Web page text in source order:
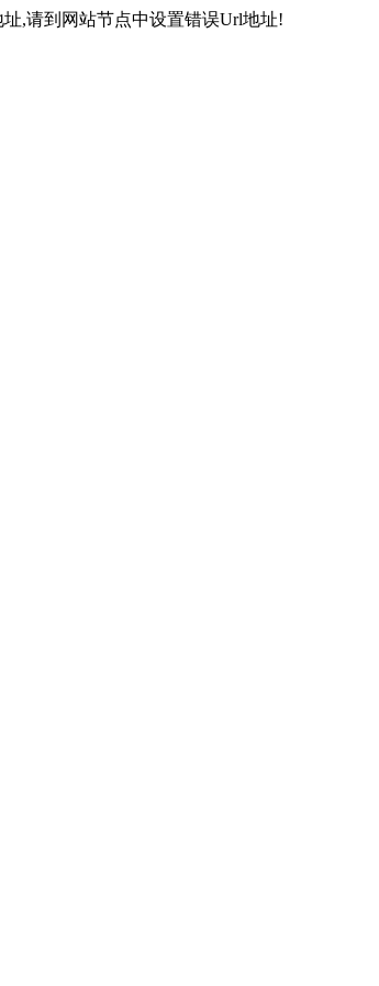
,请到网站节点中设置错误Url地址!